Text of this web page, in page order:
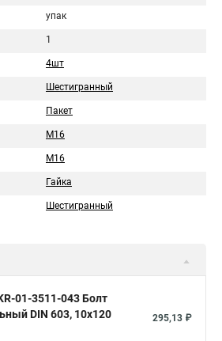
упак
1
4шт
Шестигранный
Пакет
M16
M16
Гайка
Шестигранный
01-3511-043 Болт
DIN 603, 10х120
295,13 ₽